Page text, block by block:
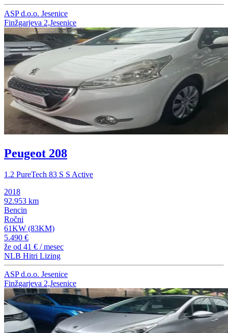
ASP d.o.o. Jesenice
Finžgarjeva 2,Jesenice
Peugeot 208
1.2 PureTech 83 S S Active
2018
92.953 km
Bencin
Ročni
61KW (83KM)
5.490 €
že od 41 € / mesec
NLB Hitri Lizing
ASP d.o.o. Jesenice
Finžgarjeva 2,Jesenice